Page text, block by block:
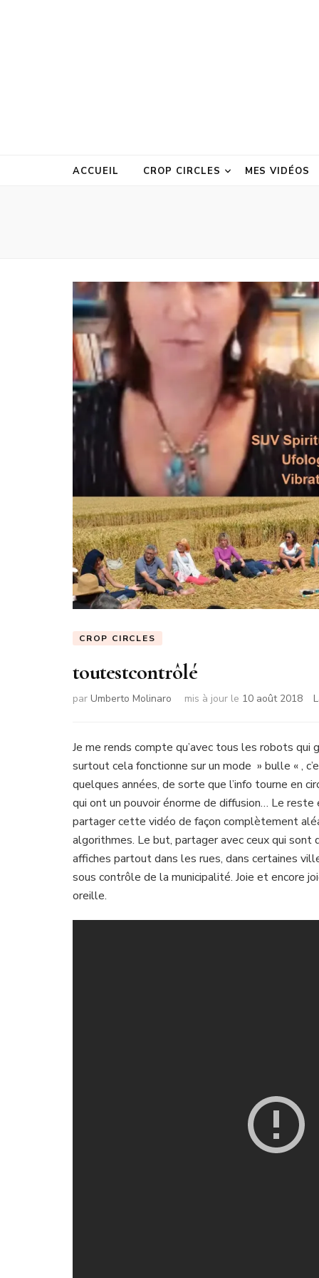
ACCUEIL CROP CIRCLES MES VIDÉOS
CROP CIRCLES
toutestcontrôlé
par Umberto Molinaro mis à jour le 10 août 2018
Je me rends compte qu’avec tous les robots
surtout cela fonctionne sur un mode » bulle « ,
quelques années, de sorte que l’info tourne en
qui ont un pouvoir énorme de diffusion… Le
partager cette vidéo de façon complètement
algorithmes. Le but, partager avec ceux qui sont
affiches partout dans les rues, dans certaines
sous contrôle de la municipalité. Joie et encore
oreille.